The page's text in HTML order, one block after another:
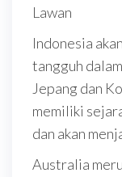
Lawan
Indonesia
tangguh
Jepang dan
memiliki
dan akan
Australia